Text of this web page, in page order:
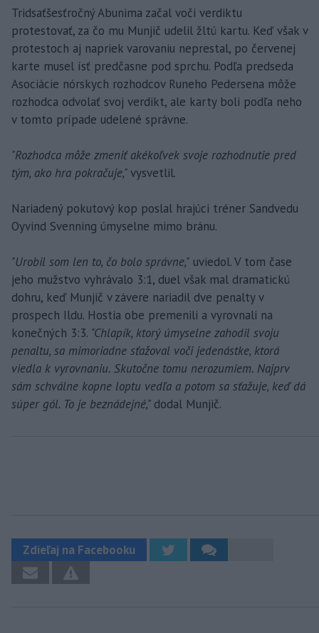
Tridsaťšesťročný Abunima začal voči verdiktu
protestovať, za čo mu Munjič udelil žltú kartu. Keď však v
protestoch aj napriek varovaniu neprestal, po červenej
karte musel ísť predčasne pod sprchu. Podľa predseda
Asociácie nórskych rozhodcov Runeho Pedersena môže
rozhodca odvolať svoj verdikt, ale karty boli podľa neho
v tomto prípade udelené správne.
"Rozhodca môže zmeniť akékoľvek svoje rozhodnutie pred
tým, ako hra pokračuje,"vysvetlil.
Nariadený pokutový kop poslal hrajúci tréner Sandvedu
Oyvind Svenning úmyselne mimo bránu.
"Urobil som len to, čo bolo správne," uviedol. V tom čase
jeho mužstvo vyhrávalo 3:1, duel však mal dramatickú
dohru, keď Munjič v závere nariadil dve penalty v
prospech Ildu. Hostia obe premenili a vyrovnali na
konečných 3:3. "Chlapík, ktorý úmyselne zahodil svoju
penaltu, sa mimoriadne sťažoval voči jedenástke, ktorá
viedla k vyrovnaniu. Skutočne tomu nerozumiem. Najprv
sám schválne kopne loptu vedľa a potom sa sťažuje, keď dá
súper gól. To je beznádejné," dodal Munjič.
Zdieľaj na Facebooku